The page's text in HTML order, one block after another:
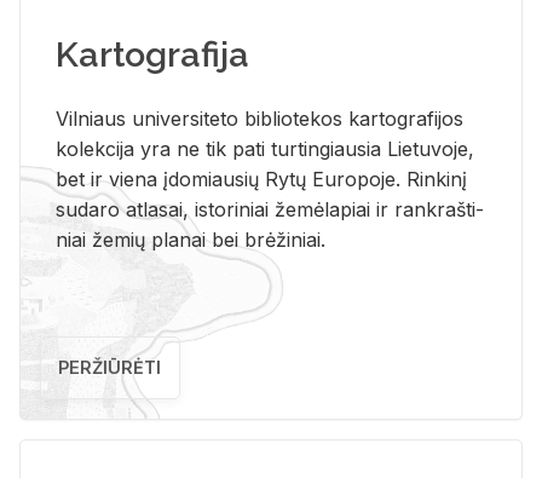
Kartografija
Vil­niaus uni­ver­si­te­to bi­b­lio­te­kos kar­to­gra­fi­jos
ko­lek­ci­ja yra ne tik pati tur­tin­giau­sia Lie­tu­vo­je,
bet ir vie­na įdo­miau­sių Rytų Eu­ro­po­je. Rin­ki­nį
su­da­ro at­la­sai, is­to­ri­niai že­mė­la­piai ir rank­raš­ti­
niai že­mių pla­nai bei brė­ži­niai.
PERŽIŪRĖTI